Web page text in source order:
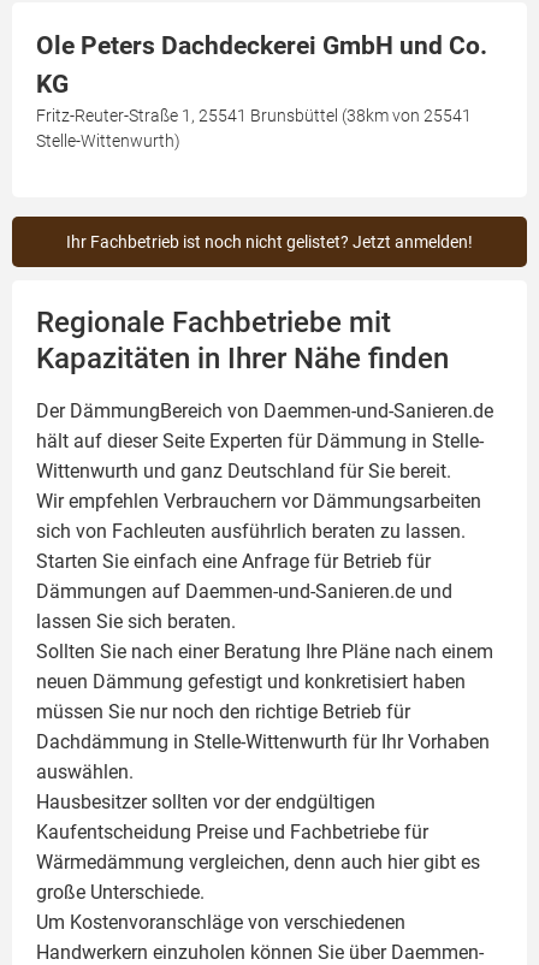
Ole Peters Dachdeckerei GmbH und Co.
KG
Fritz-Reuter-Straße 1, 25541 Brunsbüttel (38km von 25541
Stelle-Wittenwurth)
Ihr Fachbetrieb ist noch nicht gelistet? Jetzt anmelden!
Regionale Fachbetriebe mit
Kapazitäten in Ihrer Nähe finden
Der DämmungBereich von Daemmen-und-Sanieren.de
hält auf dieser Seite Experten für Dämmung in Stelle-
Wittenwurth und ganz Deutschland für Sie bereit.
Wir empfehlen Verbrauchern vor Dämmungsarbeiten
sich von Fachleuten ausführlich beraten zu lassen.
Starten Sie einfach eine Anfrage für Betrieb für
Dämmungen auf Daemmen-und-Sanieren.de und
lassen Sie sich beraten.
Sollten Sie nach einer Beratung Ihre Pläne nach einem
neuen Dämmung gefestigt und konkretisiert haben
müssen Sie nur noch den richtige Betrieb für
Dachdämmung in Stelle-Wittenwurth für Ihr Vorhaben
auswählen.
Hausbesitzer sollten vor der endgültigen
Kaufentscheidung Preise und Fachbetriebe für
Wärmedämmung vergleichen, denn auch hier gibt es
große Unterschiede.
Um Kostenvoranschläge von verschiedenen
Handwerkern einzuholen können Sie über Daemmen-